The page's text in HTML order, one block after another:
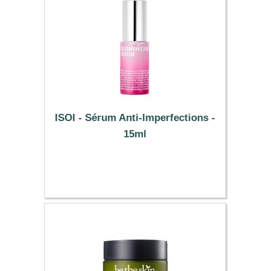
ISOI - Sérum Anti-Imperfections -
15ml